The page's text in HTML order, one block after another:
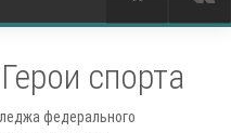
спорта
федерального